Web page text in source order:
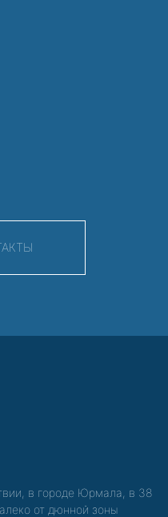
в городе Юрмала, в 38
от дюнной зоны